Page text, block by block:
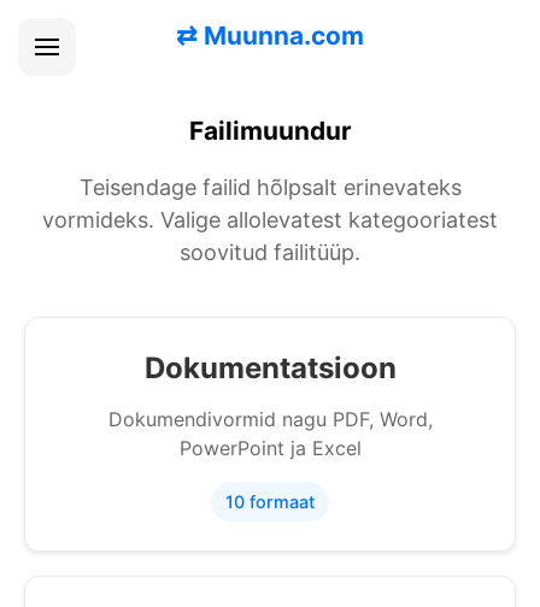
⇄ Muunna.com
Failimuundur
Teisendage failid hõlpsalt erinevateks
vormideks. Valige allolevatest kategooriatest
soovitud failitüüp.
Dokumentatsioon
Dokumendivormid nagu PDF, Word,
PowerPoint ja Excel
10 formaat